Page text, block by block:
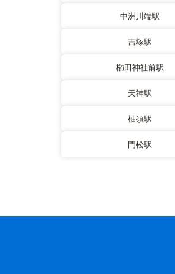
中洲川端駅
吉塚駅
櫛田神社前駅
天神駅
柚須駅
門松駅